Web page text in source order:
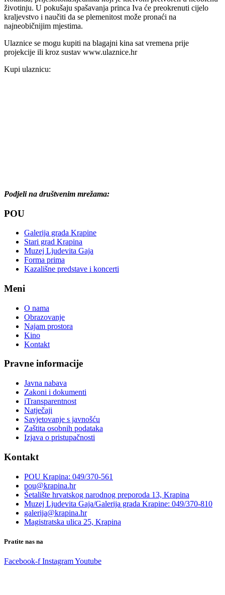
životinju. U pokušaju spašavanja princa Iva će preokrenuti cijelo
kraljevstvo i naučiti da se plemenitost može pronaći na
najneobičnijim mjestima.
Ulaznice se mogu kupiti na blagajni kina sat vremena prije
projekcije ili kroz sustav www.ulaznice.hr
Kupi ulaznicu:
Podjeli na društvenim mrežama:
POU
Galerija grada Krapine
Stari grad Krapina
Muzej Ljudevita Gaja
Forma prima
Kazališne predstave i koncerti
Meni
O nama
Obrazovanje
Najam prostora
Kino
Kontakt
Pravne informacije
Javna nabava
Zakoni i dokumenti
iTransparentnost
Natječaji
Savjetovanje s javnošću
Zaštita osobnih podataka
Izjava o pristupačnosti
Kontakt
POU Krapina: 049/370-561
pou@krapina.hr
Šetalište hrvatskog narodnog preporoda 13, Krapina
Muzej Ljudevita Gaja/Galerija grada Krapine: 049/370-810
galerija@krapina.hr
Magistratska ulica 25, Krapina
Pratite nas na
Facebook-f InstagramYoutube